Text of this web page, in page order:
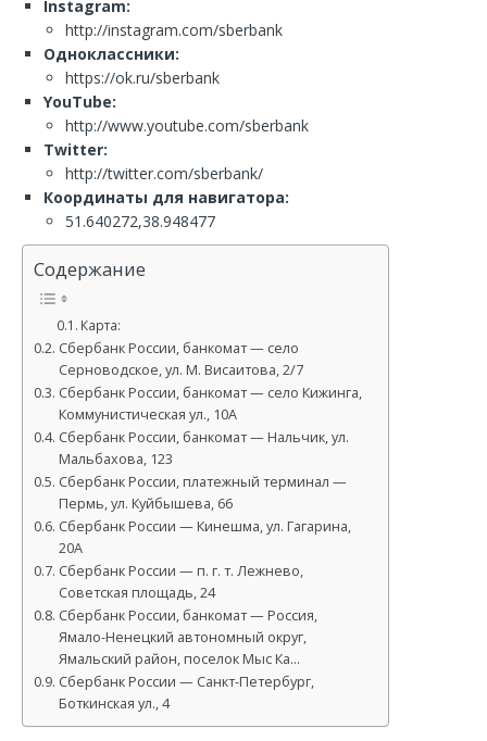
Instagram:
http://instagram.com/sberbank
Одноклассники:
https://ok.ru/sberbank
YouTube:
http://www.youtube.com/sberbank
Twitter:
http://twitter.com/sberbank/
Координаты для навигатора:
51.640272,38.948477
Содержание
Карта:
Сбербанк России, банкомат — село
Серноводское, ул. М. Висаитова, 2/7
Сбербанк России, банкомат — село Кижинга,
Коммунистическая ул., 10А
Сбербанк России, банкомат — Нальчик, ул.
Мальбахова, 123
Сбербанк России, платежный терминал —
Пермь, ул. Куйбышева, 66
Сбербанк России — Кинешма, ул. Гагарина,
20А
Сбербанк России — п. г. т. Лежнево,
Советская площадь, 24
Сбербанк России, банкомат — Россия,
Ямало-Ненецкий автономный округ,
Ямальский район, поселок Мыс Ка…
Сбербанк России — Санкт-Петербург,
Боткинская ул., 4